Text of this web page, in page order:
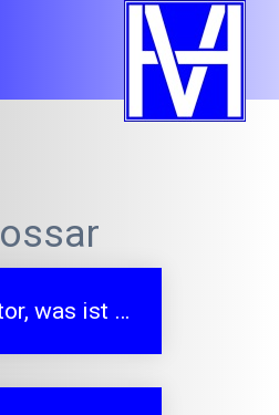
Elektromotor, was ist das?